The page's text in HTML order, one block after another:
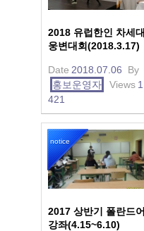
2018 유럽한인 차세대
웅변대회(2018.3.17)
Date 2018.07.06
By
홍보운영자
Views 1
421
notice
2017 상반기 폴란드어
강좌(4.15~6.10)